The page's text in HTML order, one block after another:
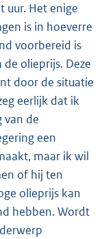
uur. Het enige
is in hoeverre
voorbereid is
olieprijs. Deze
door de situatie
eerlijk dat ik
van de
een
maar ik wil
of hij ten
olieprijs kan
hebben. Wordt